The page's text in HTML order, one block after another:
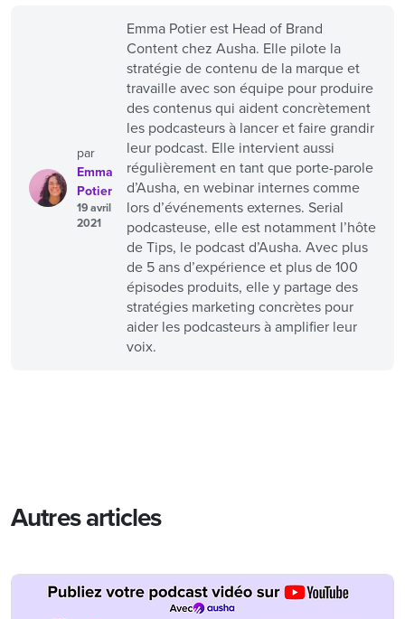
par
Emma
Potier
19 avril
2021
Emma Potier est Head of Brand
Content chez Ausha. Elle pilote la
stratégie de contenu de la marque et
travaille avec son équipe pour produire
des contenus qui aident concrètement
les podcasteurs à lancer et faire grandir
leur podcast. Elle intervient aussi
régulièrement en tant que porte-parole
d’Ausha, en webinar internes comme
lors d’événements externes. Serial
podcasteuse, elle est notamment l’hôte
de Tips, le podcast d’Ausha. Avec plus
de 5 ans d’expérience et plus de 100
épisodes produits, elle y partage des
stratégies marketing concrètes pour
aider les podcasteurs à amplifier leur
voix.
Autres articles